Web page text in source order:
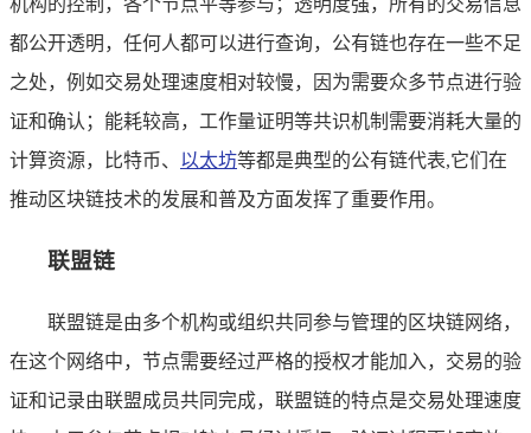
机构的控制，各个节点平等参与；透明度强，所有的交易信息
都公开透明，任何人都可以进行查询，公有链也存在一些不足
之处，例如交易处理速度相对较慢，因为需要众多节点进行验
证和确认；能耗较高，工作量证明等共识机制需要消耗大量的
计算资源，比特币、 以太坊等都是典型的公有链代表,它们在
推动区块链技术的发展和普及方面发挥了重要作用。
联盟链
联盟链是由多个机构或组织共同参与管理的区块链网络，
在这个网络中，节点需要经过严格的授权才能加入，交易的验
证和记录由联盟成员共同完成，联盟链的特点是交易处理速度